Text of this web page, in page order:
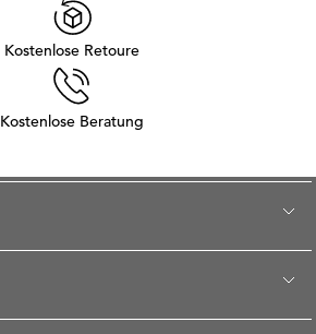
Kostenlose Retoure
Kostenlose Beratung